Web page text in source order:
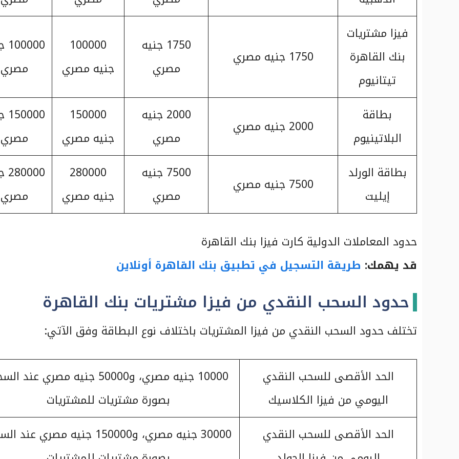
فيزا مشتريات
بنك القاهرة
تيتانيوم
1750 جنيه مصري
1750 جنيه
مصري
100000
جنيه مصري
مصري
بطاقة
البلاتينيوم
2000 جنيه مصري
2000 جنيه
مصري
150000
جنيه مصري
مصري
بطاقة الورلد
إيليت
7500 جنيه مصري
7500 جنيه
مصري
280000
جنيه مصري
مصري
حدود المعاملات الدولية كارت فيزا بنك القاهرة
قد يهمك: طريقة التسجيل في تطبيق بنك القاهرة أونلاين
حدود السحب النقدي من فيزا مشتريات بنك القاهرة
تختلف حدود السحب النقدي من فيزا المشتريات باختلاف نوع البطاقة وفق الآتي:
الحد الأقصى للسحب النقدي
اليومي من فيزا الكلاسيك
10000 جنيه مصري، و50000 جنيه مصري
بصورة مشتريات للمشتريات
الحد الأقصى للسحب النقدي
30000 جنيه مصري، و150000 جنيه مصري